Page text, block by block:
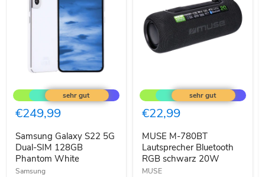
Galaxy
S22
5G
Dual-
128GB
Phantom
White
€249,99
Samsung Galaxy S22 5G
Dual-SIM 128GB
Phantom White
Samsung
M-
780BT
Lautsprecher
Bluetooth
schwarz
20W
€22,99
MUSE M-780BT
Lautsprecher Bluetooth
RGB schwarz 20W
MUSE